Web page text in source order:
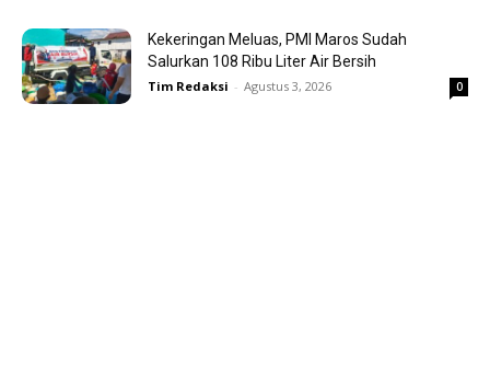
Kekeringan Meluas, PMI Maros Sudah
Salurkan 108 Ribu Liter Air Bersih
Tim Redaksi - Agustus 3, 2026 0